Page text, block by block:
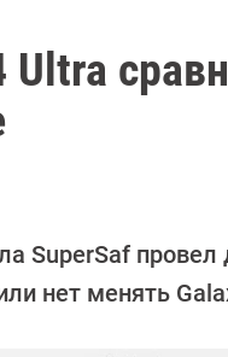
Ultra
SuperSaf
нет менять